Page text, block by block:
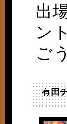
出
ン
ご
有田